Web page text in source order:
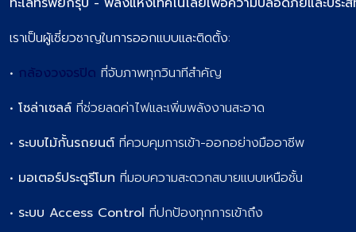
ทะเลทรัพย์กรุ๊ป - พลังแห่งเทคโนโลยีเพื่อความปลอดภัยและประ
เราเป็นผู้เชี่ยวชาญในการออกแบบและติดตั้ง:
กล้องวงจรปิด ที่จับภาพทุกวินาทีสำคัญ
โซล่าเซลล์ ที่ช่วยลดค่าไฟและเพิ่มพลังงานสะอาด
ระบบไม้กั้นรถยนต์ ที่ควบคุมการเข้า-ออกอย่างมืออาชีพ
มอเตอร์ประตูรีโมท ที่มอบความสะดวกสบายแบบเหนือชั้น
ระบบ Access Control ที่ปกป้องทุกการเข้าถึง